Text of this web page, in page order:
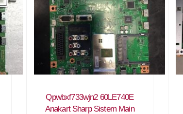
Qpwbxf733wjn2 60LE740E
Anakart Sharp Sistem Main